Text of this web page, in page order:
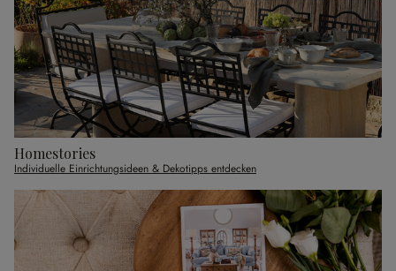
Homestories
Individuelle Einrichtungsideen & Dekotipps entdecken